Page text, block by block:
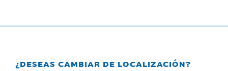
¿DESEAS CAMBIAR DE LOCALIZACIÓN?